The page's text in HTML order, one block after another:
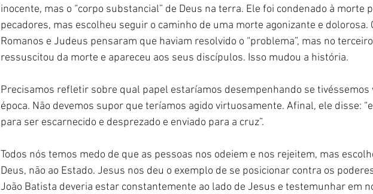
inocente, mas o “corpo substancial” de Deus na terra. Ele foi condenado à morte
pecadores, mas escolheu seguir o caminho de uma morte agonizante e dolorosa.
Romanos e Judeus pensaram que haviam resolvido o “problema”, mas no
ressuscitou da morte e apareceu aos seus discípulos. Isso mudou a história.
Precisamos refletir sobre qual papel estaríamos desempenhando se tivéssemos
época. Não devemos supor que teríamos agido virtuosamente. Afinal, ele disse:
para ser escarnecido e desprezado e enviado para a cruz”.
Todos nós temos medo de que as pessoas nos odeiem e nos rejeitem, mas
Deus, não ao Estado. Jesus nos deu o exemplo de se posicionar contra os
João Batista deveria estar constantemente ao lado de Jesus e testemunhar em